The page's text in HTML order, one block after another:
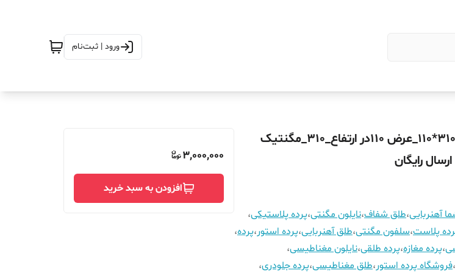
ورود | ثبت‌نام
پرده نایلون مگنتی _310*110_عرض 110در ارتفاع_310_مگنتیک
رایگان
آهنربایی،طلق شفاف،نایلون مگنتی،پرده پلاستیکی،
پلاست،سلفون مگنتی،طلق آهنربایی،پرده استور،پرده،
،پرده مغازه،پرده طلقی،نایلون مغناطیسی،
،فروشگاه پرده استور،طلق مغناطیسی،پرده جلودری،
3,000,000
افزودن به سبد خرید